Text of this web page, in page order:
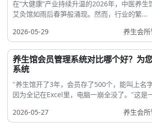
在“大健康”产业持续升温的2026年，中医养生
艾灸馆如雨后春笋般涌现。然而，行业的繁...
2026-05-29
养生会
养生馆会员管理系统对比哪个好？为
系统
"养生馆开了3年，会员存了500个，能叫上
因为全记在Excel里，电脑一崩全没了。"这是
2026-05-27
养生会